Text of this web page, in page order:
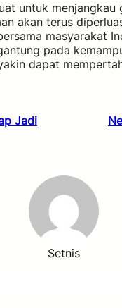
untuk menjangkau
akan terus
masyarakat
pada
dapat
Jadi
Setnis